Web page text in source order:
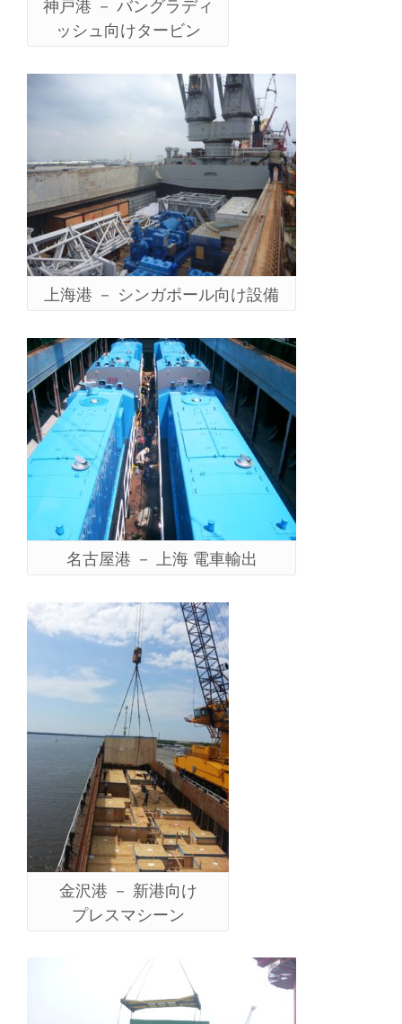
ッシュ向けタービン
上海港 － シンガポール向け設備
名古屋港 － 上海 電車輸出
金沢港 － 新港向け
プレスマシーン